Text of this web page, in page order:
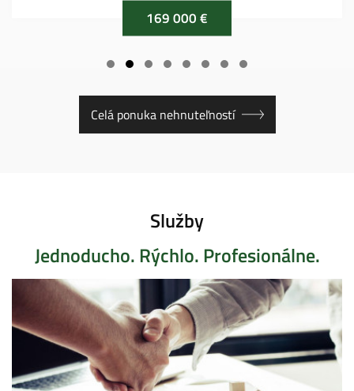
169 000 €
Celá ponuka nehnuteľností
Služby
Jednoducho. Rýchlo. Profesionálne.